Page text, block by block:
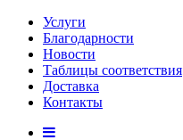
Услуги
Благодарности
Новости
Таблицы соответствия
Доставка
Контакты